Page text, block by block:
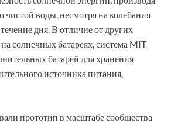
чистой воды, несмотря на колебания
дня. В отличие от других
солнечных батареях, система MIT
батарей для хранения
источника питания,
прототип в масштабе сообщества